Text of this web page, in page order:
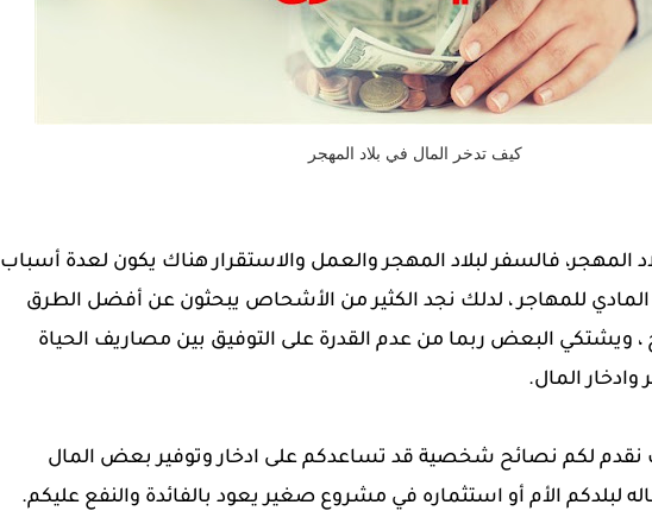
كيف تدخر المال في بلاد المهجر
المهجر، فالسفر لبلاد المهجر والعمل والاستقرار هناك يكون لعدة أسباب
للمهاجر ، لدلك نجد الكثير من الأشحاص يبحثون عن أفضل الطرق
، ويشتكي البعض ربما من عدم القدرة على التوفيق بين مصاريف الحياة
وادخار المال.
نقدم لكم نصائح شخصية قد تساعدكم على ادخار وتوفير بعض المال
لبلدكم الأم أو استثماره في مشروع صغير يعود بالفائدة والنفع عليكم.